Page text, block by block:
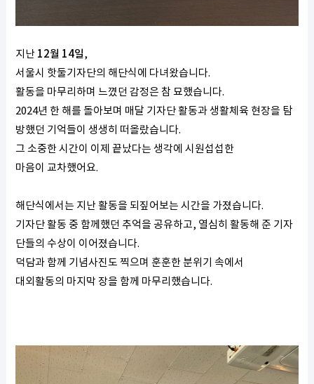
지난 12월 14일,
서울시 핫둘기자단의 해단식에 다녀왔습니다.
활동을 마무리하며 느꼈던 감정은 참 묘했습니다.
2024년 한 해를 돌아보며 매달 기자단 활동과 생활체육 현장을 탐
방했던 기억들이 생생히 떠올랐습니다.
그 소중한 시간이 이제 끝났다는 생각에 시원섭섭한
마음이 교차했어요.
해단식에서는 지난 활동을 되짚어보는 시간을 가졌습니다.
기자단 활동 중 함께했던 추억을 공유하고, 열심히 활동해 준 기자
단들의 수상이 이어졌습니다.
덕담과 함께 기념사진도 찍으며 훈훈한 분위기 속에서
대외활동의 마지막 장을 함께 마무리했습니다.